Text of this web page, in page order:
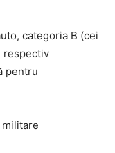
categoria B (cei
respectiv
pentru